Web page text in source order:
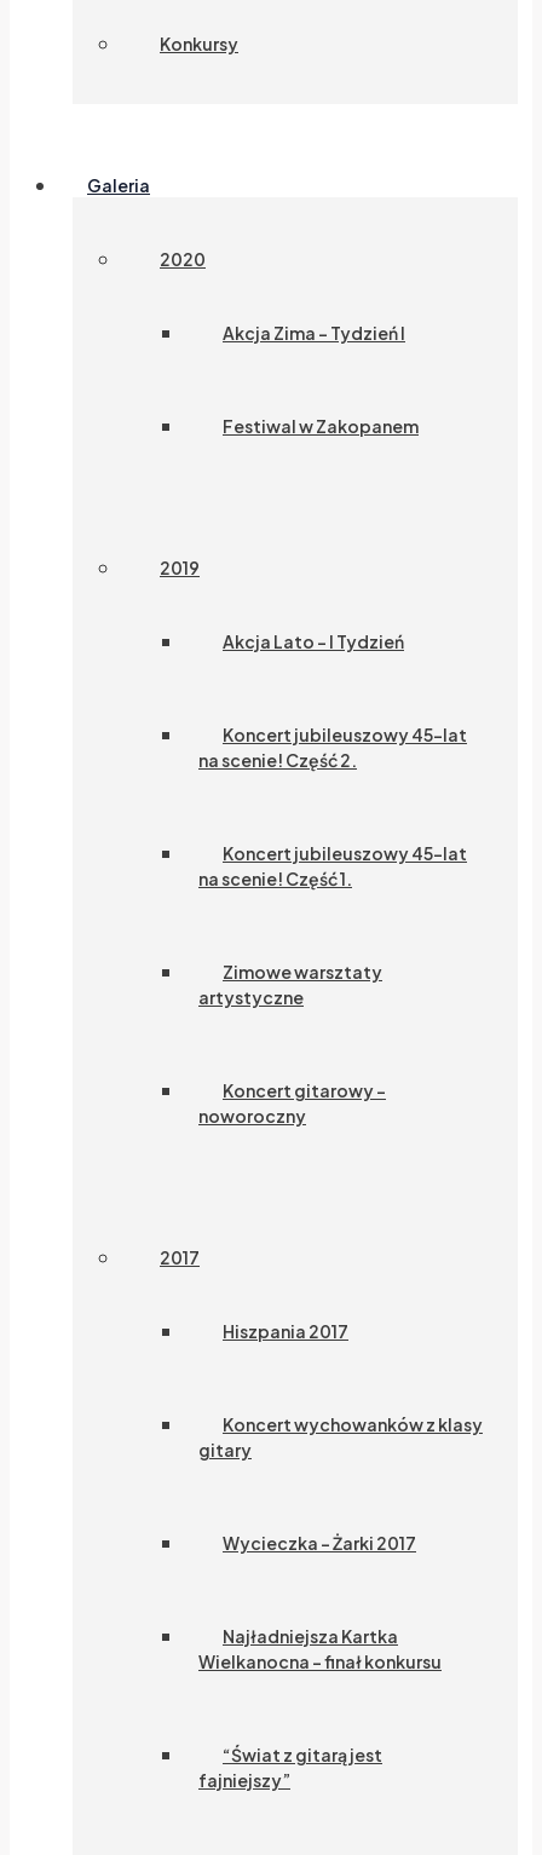
Konkursy
Galeria
2020
Akcja Zima – Tydzień I
Festiwal w Zakopanem
2019
Akcja Lato – I Tydzień
Koncert jubileuszowy 45-lat
na scenie! Część 2.
Koncert jubileuszowy 45-lat
na scenie! Część 1.
Zimowe warsztaty
artystyczne
Koncert gitarowy –
noworoczny
2017
Hiszpania 2017
Koncert wychowanków z klasy
gitary
Wycieczka – Żarki 2017
Najładniejsza Kartka
Wielkanocna – finał konkursu
“Świat z gitarą jest
fajniejszy”